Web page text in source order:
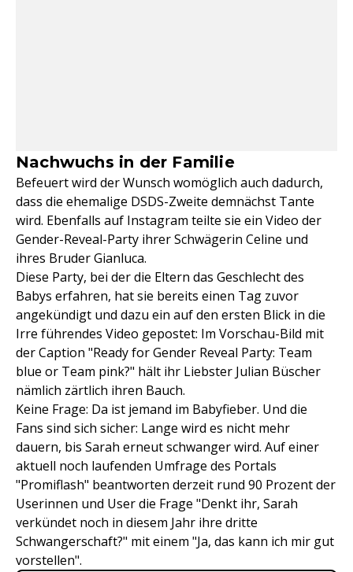
Nachwuchs in der Familie
Befeuert wird der Wunsch womöglich auch dadurch,
dass die ehemalige DSDS-Zweite demnächst Tante
wird. Ebenfalls auf Instagram teilte sie ein Video der
Gender-Reveal-Party ihrer Schwägerin Celine und
ihres Bruder Gianluca.
Diese Party, bei der die Eltern das Geschlecht des
Babys erfahren, hat sie bereits einen Tag zuvor
angekündigt und dazu ein auf den ersten Blick in die
Irre führendes Video gepostet: Im Vorschau-Bild mit
der Caption "Ready for Gender Reveal Party: Team
blue or Team pink?" hält ihr Liebster Julian Büscher
nämlich zärtlich ihren Bauch.
Keine Frage: Da ist jemand im Babyfieber. Und die
Fans sind sich sicher: Lange wird es nicht mehr
dauern, bis Sarah erneut schwanger wird. Auf einer
aktuell noch laufenden Umfrage des Portals
"Promiflash" beantworten derzeit rund 90 Prozent der
Userinnen und User die Frage "Denkt ihr, Sarah
verkündet noch in diesem Jahr ihre dritte
Schwangerschaft?" mit einem "Ja, das kann ich mir gut
vorstellen".